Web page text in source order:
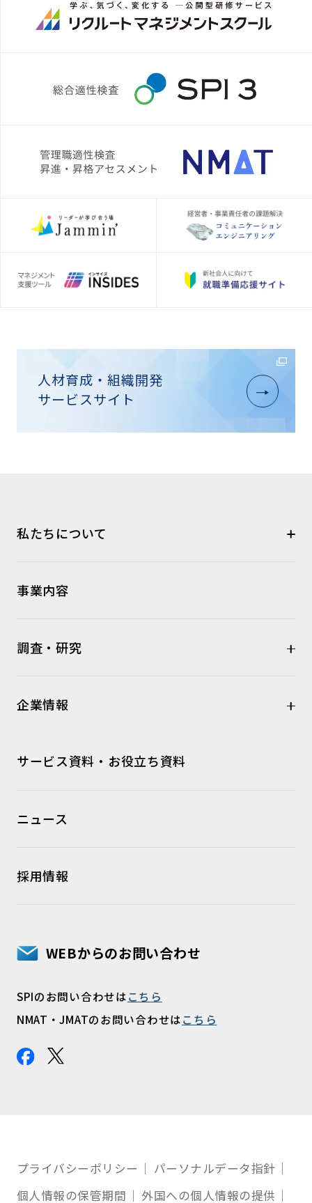
人材育成・組織開発
サービスサイト
私たちについて
事業内容
調査・研究
企業情報
サービス資料・お役立ち資料
ニュース
採用情報
WEBからのお問い合わせ
SPIのお問い合わせはこちら
NMAT・JMATのお問い合わせはこちら
プライバシーポリシー
パーソナルデータ指針
個人情報の保管期間
外国への個人情報の提供